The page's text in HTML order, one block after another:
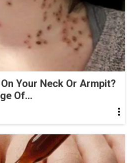
Your Neck Or Armpit?
Of...